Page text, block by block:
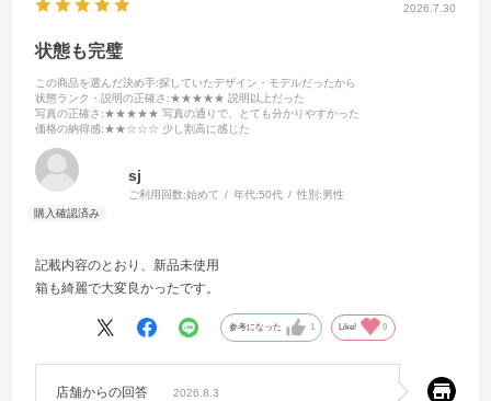
2026.7.30
状態も完璧
この商品を選んだ決め手:探していたデザイン・モデルだったから
状態ランク・説明の正確さ :★★★★★ 説明以上だった
写真の正確さ :★★★★★ 写真の通りで、とても分かりやすかった
価格の納得感:★★☆☆☆ 少し割高に感じた
sj
ご利用回数:始めて 年代:50代 性別:男性
記載内容のとおり、新品未使用
箱も綺麗で大変良かったです。
参考になった 1 Like! 0
店舗からの回答 2026.8.3